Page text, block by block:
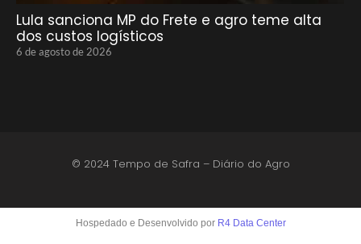
Lula sanciona MP do Frete e agro teme alta
dos custos logísticos
6 de agosto de 2026
© 2024 Tempo de Safra – Diário do Agro
Hospedado e Desenvolvido por R4 Data Center